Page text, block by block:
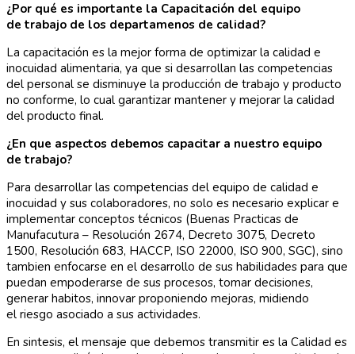
¿Por qué es importante la Capacitación del equipo
de trabajo de los departamenos de calidad?
La capacitación es la mejor forma de optimizar la calidad e
inocuidad alimentaria, ya que si desarrollan las competencias
del personal se disminuye la producción de trabajo y producto
no conforme, lo cual garantizar mantener y mejorar la calidad
del producto final.
¿En que aspectos debemos capacitar a nuestro equipo
de trabajo?
Para desarrollar las competencias del equipo de calidad e
inocuidad y sus colaboradores, no solo es necesario explicar e
implementar conceptos técnicos (Buenas Practicas de
Manufacutura – Resolución 2674, Decreto 3075, Decreto
1500, Resolución 683, HACCP, ISO 22000, ISO 900, SGC), sino
tambien enfocarse en el desarrollo de sus habilidades para que
puedan empoderarse de sus procesos, tomar decisiones,
generar habitos, innovar proponiendo mejoras, midiendo
el riesgo asociado a sus actividades.
En sintesis, el mensaje que debemos transmitir es la Calidad es